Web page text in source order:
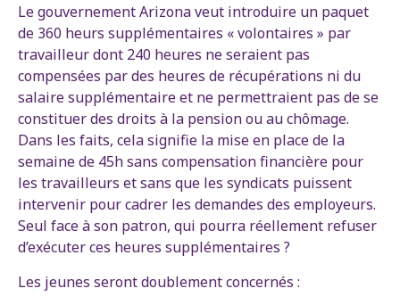
Le gouvernement Arizona veut introduire un paquet
de 360 heurs supplémentaires « volontaires » par
travailleur dont 240 heures ne seraient pas
compensées par des heures de récupérations ni du
salaire supplémentaire et ne permettraient pas de se
constituer des droits à la pension ou au chômage.
Dans les faits, cela signifie la mise en place de la
semaine de 45h sans compensation financière pour
les travailleurs et sans que les syndicats puissent
intervenir pour cadrer les demandes des employeurs.
Seul face à son patron, qui pourra réellement refuser
d’exécuter ces heures supplémentaires ?
Les jeunes seront doublement concernés :